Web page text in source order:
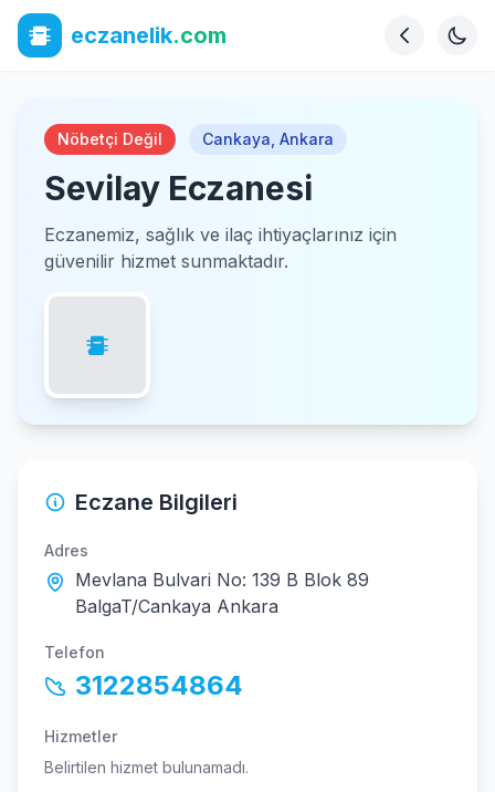
eczanelik.com
Nöbetçi Değil Cankaya Ankara
Sevilay Eczanesi
Eczanemiz, sağlık ve ilaç ihtiyaçlarınız için
güvenilir hizmet sunmaktadır.
Eczane Bilgileri
Adres
Mevlana Bulvari No: 139 B Blok 89
BalgaT/Cankaya Ankara
Telefon
3122854864
Hizmetler
Belirtilen hizmet bulunamadı.